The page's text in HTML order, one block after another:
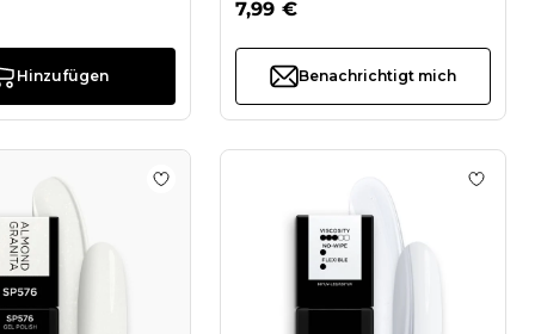
Hinzufügen
7,99 €
Benachrichtigt mich
Lovely Fairy Tale Kollektion
Zur Wunschliste hinzufügen UV Nagellack
Zur